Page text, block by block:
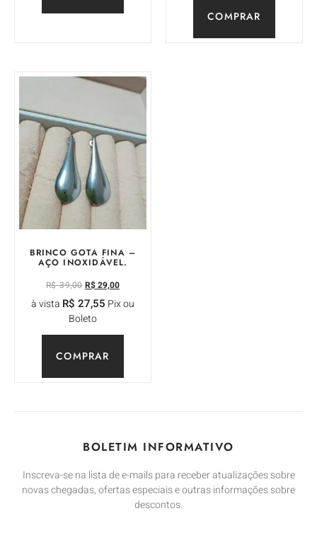
COMPRAR
BRINCO GOTA FINA –
AÇO INOXIDÁVEL.
R$39,00R$29,00
à vista R$ 27,55 Pix ou
Boleto
COMPRAR
BOLETIM INFORMATIVO
Inscreva-se na lista de e-mails para receber atualizações sobre
novas chegadas, ofertas especiais e outras informações sobre
descontos.